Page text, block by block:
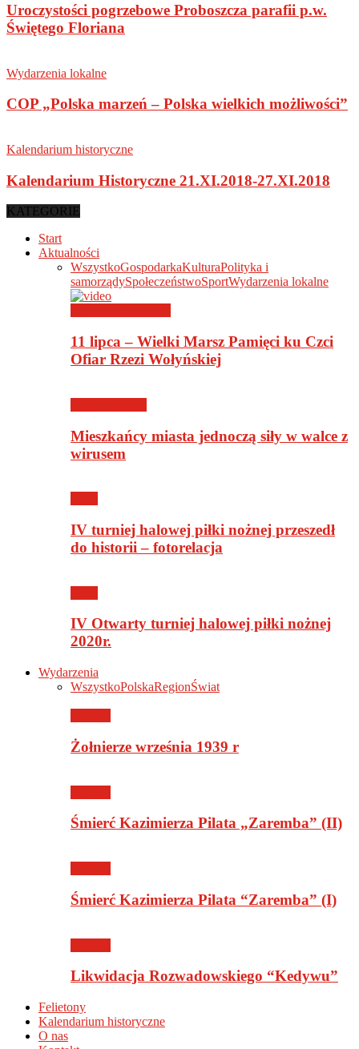
Uroczystości pogrzebowe Proboszcza parafii p.w.
Świętego Floriana
Wydarzenia lokalne
COP „Polska marzeń – Polska wielkich możliwości”
Kalendarium historyczne
Kalendarium Historyczne 21.XI.2018-27.XI.2018
KATEGORIE
Start
Aktualności
WszystkoGospodarkaKulturaPolityka i
samorządySpołeczeństwoSportWydarzenia lokalne
11 lipca – Wielki Marsz Pamięci ku Czci
Ofiar Rzezi Wołyńskiej
Mieszkańcy miasta jednoczą siły w walce z
wirusem
IV turniej halowej piłki nożnej przeszedł
do historii – fotorelacja
IV Otwarty turniej halowej piłki nożnej
2020r.
Wydarzenia
WszystkoPolskaRegionŚwiat
Żołnierze września 1939 r
Śmierć Kazimierza Pilata „Zaremba” (II)
Śmierć Kazimierza Pilata “Zaremba” (I)
Likwidacja Rozwadowskiego “Kedywu”
Felietony
Kalendarium historyczne
O nas